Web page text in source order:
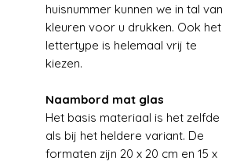
huisnummer kunnen we in tal van
kleuren voor u drukken. Ook het
lettertype is helemaal vrij te
kiezen.
Naambord mat glas
Het basis materiaal is het zelfde
als bij het heldere variant. De
formaten zijn 20 x 20 cm en 15 x